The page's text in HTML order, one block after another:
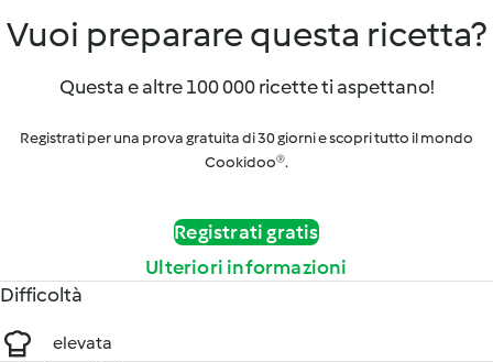
Vuoi preparare questa ricetta?
Questa e altre 100 000 ricette ti aspettano!
Registrati per una prova gratuita di 30 giorni e scopri tutto il mondo
Cookidoo®.
Registrati gratis
Ulteriori informazioni
Difficoltà
elevata